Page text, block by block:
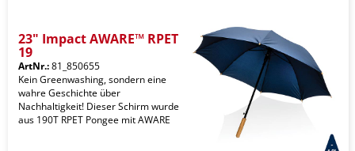
23" Impact AWARE™ RPET
19
ArtNr.:81_850655
Kein Greenwashing, sondern eine
wahre Geschichte über
Nachhaltigkeit! Dieser Schirm wurde
aus 190T RPET Pongee mit AWARE